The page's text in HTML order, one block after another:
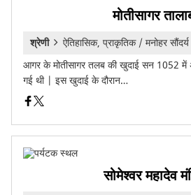
मोतीसागर
श्रेणी
ऐतिहासिक, प्राकृतिक / मनोहर सौंदर्य
आगर के मोतीसागर तलब की खुदाई सन 1052 में
गई थी | इस खुदाई के दौरान…
सोमेश्वर महादेव